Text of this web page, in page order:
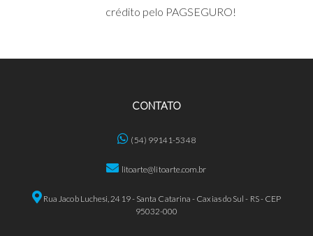
crédito pelo PAGSEGURO!
CONTATO
(54) 99141-5348
litoarte@litoarte.com.br
Rua Jacob Luchesi, 2419 - Santa Catarina - Caxias do Sul - RS - CEP
95032-000